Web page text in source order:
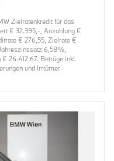
Zielratenkredit für das
€ 32.395,-, Anzahlung €
€ 276,55, Zielrate €
6,58%,
26.412,67. Beträge inkl.
und Irrtümer